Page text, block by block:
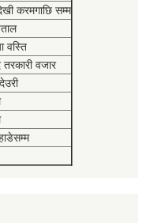
करमगाछि सम्म
वस्ति
वजार